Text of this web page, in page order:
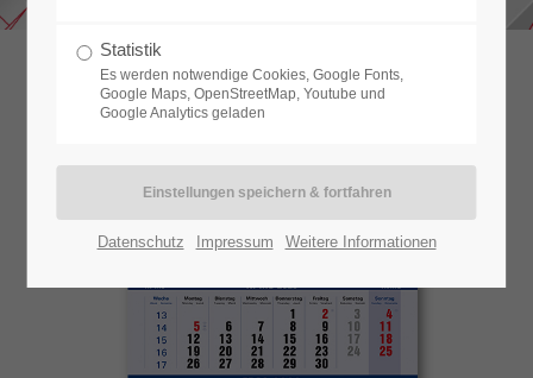
Statistik
Es werden notwendige Cookies, Google Fonts,
Google Maps, OpenStreetMap, Youtube und
Google Analytics geladen
Datenschutz Impressum Weitere Informationen